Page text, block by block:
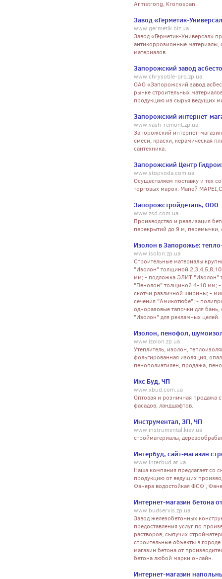
Armstrong, Kronospan.
Завод «Герметик-
www.germetik.biz.ua
Завод «Герметик-Универсал»
антикоррозионные
материалов.
Запорожский завод
www.chrysotile-pro.zp.ua
ОАО «Запорожский завод
рынке строительных
продукцию из сырья ведущих
Запорожский интернет-
www.vash-remont.zp.ua
Запорожский интернет-
смеси, краски, керамическая
сантехника.
Запорожский Центр
www.stopvoda.com.ua
Осуществляем поставку и тех
торговых марок: Мапей
Запорожстройдеталь, ООО
www.zsd.com.ua
Производство и реализация
перекрытий до 9 м,
Изолон в Запорожье:
www.isolon.zp.ua
Строительные материалы
"Изолон" толщиной
мм; - подложка ЭЛИТ "Изолон"
"Пенолон" толщиной 4-10 мм;
скотчи различной ширины; -
сечения "Амикотюбе"; -
одноразовые тапочки для
"Изолон" для рекламных целей.
Изолон, пенофол,
www.izolon.zp.ua
Утеплитель, изолон,
фольгированная изоляция,
пенополиэтилен, продажа,
Икс Буд, ЧП
www.xbud.com.ua
Оптовая и розничная продажа
фасадов, ландшафтов.
Инструментал, ЗП, ЧП
www.instrumental.kiev.ua
стройматериалы,
Интербуд, сайт-магазин
www.interbud.at.ua
Наша компания предлагает со
продукцию от ведущих
Фанера водостойкая ФСФ ,
Интернет-магазин бетона
www.budservis.zp.ua
Завод железобетонных
предоставления услуг по
растворов, сыпучих
строительные объекты в
магазин бетона от
бетона любой марки онлайн.
Интернет-магазин